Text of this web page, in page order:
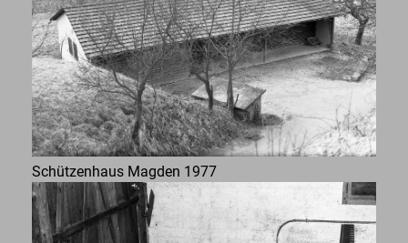
Schützenhaus Magden 1977